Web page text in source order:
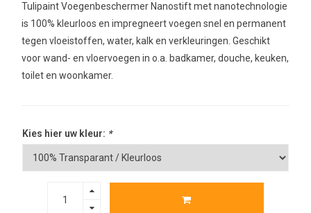
Tulipaint Voegenbeschermer Nanostift met nanotechnologie
is 100% kleurloos en impregneert voegen snel en permanent
tegen vloeistoffen, water, kalk en verkleuringen. Geschikt
voor wand- en vloervoegen in o.a. badkamer, douche, keuken,
toilet en woonkamer.
Kies hier uw kleur: *